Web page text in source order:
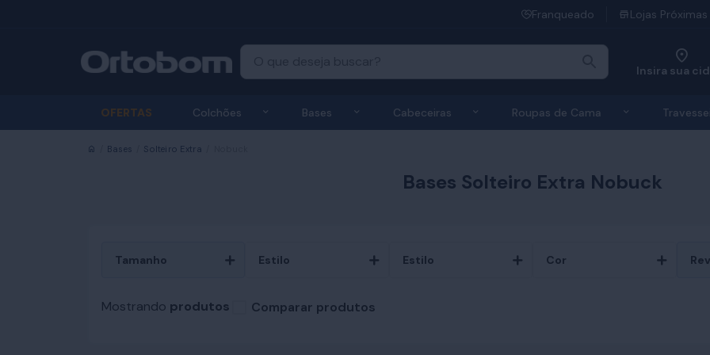
Franqueado Lojas Próximas
Insira sua
OFERTAS Colchões Exibir submenu de Colchões
Bases Exibir submenu de Bases
Cabeceiras Exibir submenu de Cabeceiras
Roupas de Cama Exibir
Início
Bases Solteiro Extra
Bases Solteiro Extra Nobuck
Tamanho Estilo Estilo Cor
Mostrando produtos Comparar produtos